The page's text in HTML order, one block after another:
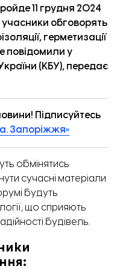
11 грудня 2024
учасники обговорять
герметизації
повідомили у
(КБУ), передає
Підписуйтесь
Запоріжжя»
обмінятись
сучасні матеріали
будуть
що сприяють
будівель.